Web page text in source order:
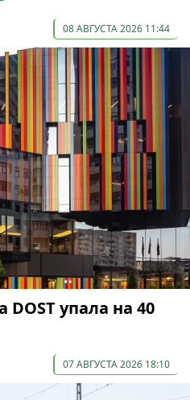
08 АВГУСТА 2026 11:44
упала на 40
07 АВГУСТА 2026 18:10